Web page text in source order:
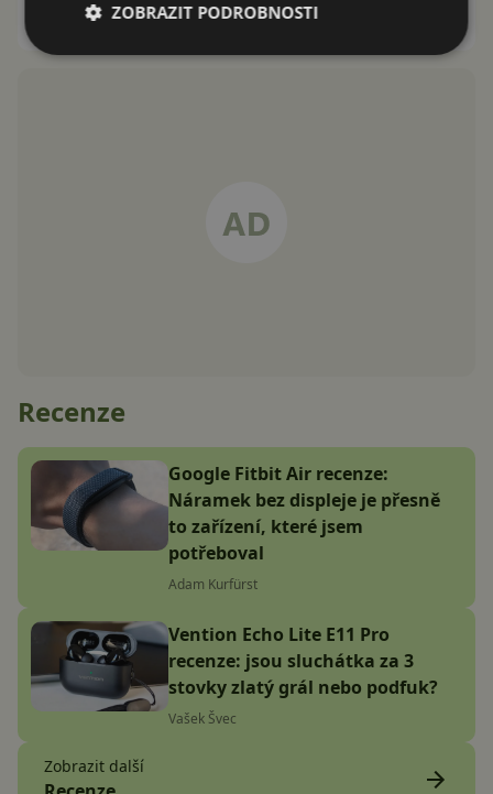
Michal Rada27.7.2016
Recenze
Google Fitbit Air recenze:
Náramek bez displeje je přesně
to zařízení, které jsem
potřeboval
Adam Kurfürst
Vention Echo Lite E11 Pro
recenze: jsou sluchátka za 3
stovky zlatý grál nebo podfuk?
Vašek Švec
Zobrazit další
ZOBRAZIT PODROBNOSTI